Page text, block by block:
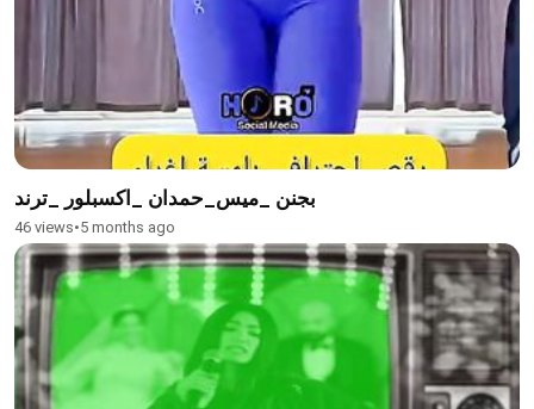
بجنن _ميس_حمدان _اكسبلور _ترند
46 views•5 months ago